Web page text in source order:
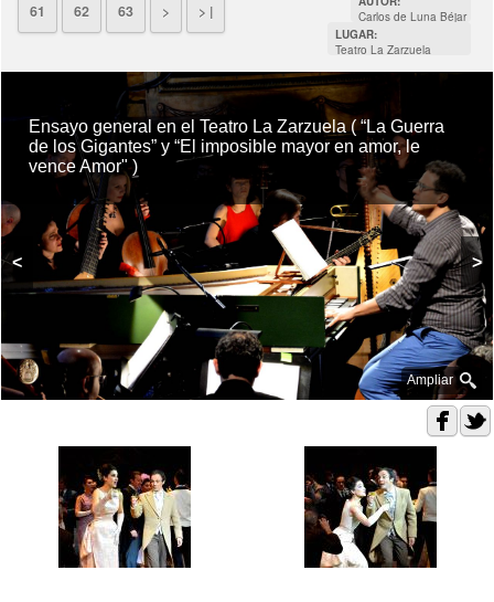
61 62 63 > > |
Carlos de Luna Béjar
LUGAR:
Teatro La Zarzuela
Ensayo general en el Teatro La Zarzuela ( “La Guerra
de los Gigantes” y “El imposible mayor en amor, le
vence Amor" )
Ampliar
< >